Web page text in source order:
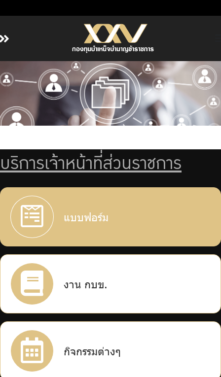
เกี่ยวกับ กบข.
บริการสมาชิก
ลงทุน
รายงานผลการดำเนินงาน
จัดซื้อจัดจ้าง
บริการเจ้าหน้าที่ส่วนราชการ
ร่วมงานกับเรา
ไทย
บริการเจ้าหน้าที่ส่วนราชการ
แบบฟอร์ม
งาน กบข.
กิจกรรมต่างๆ